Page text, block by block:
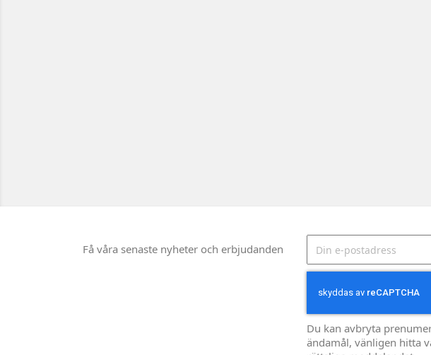
Få våra senaste nyheter och erbjudanden
Du kan avbryta
ändamål, vänligen hitta